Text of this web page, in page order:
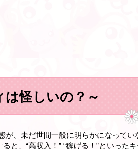
怪しいの？～
が、未だ世間一般に明らかになってい
と、“高収入！” “稼げる！”といったキ